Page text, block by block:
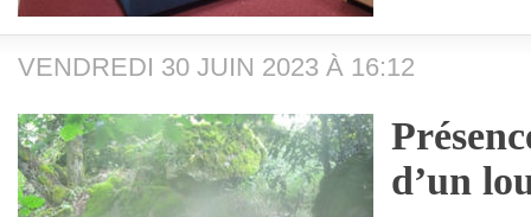
VENDREDI 30 JUIN 2023 À 16:12
d’un